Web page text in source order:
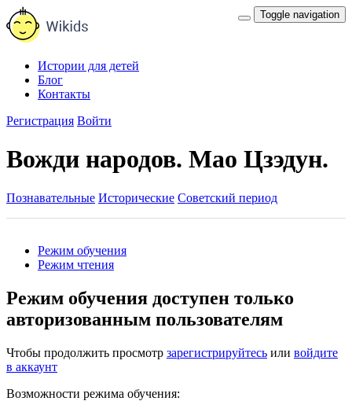
Toggle navigation
Истории для детей
Блог
Контакты
Регистрация Войти
Вожди народов. Мао Цзэдун.
Познавательные Исторические Советский период
Режим обучения
Режим чтения
Режим обучения доступен только
авторизованным пользователям
Чтобы продолжить просмотр зарегистрируйтесь или войдите
в аккаунт
Возможности режима обучения: